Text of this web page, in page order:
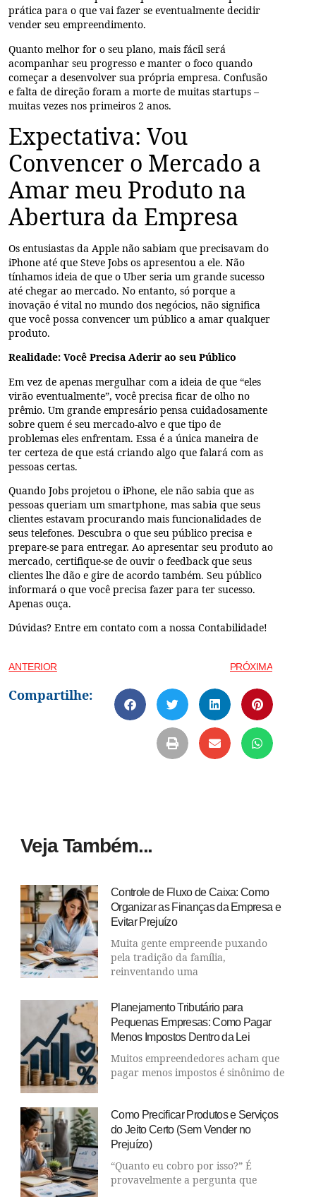
prática para o que vai fazer se eventualmente decidir
vender seu empreendimento.
Quanto melhor for o seu plano, mais fácil será
acompanhar seu progresso e manter o foco quando
começar a desenvolver sua própria empresa. Confusão
e falta de direção foram a morte de muitas startups –
muitas vezes nos primeiros 2 anos.
Expectativa: Vou
Convencer o Mercado a
Amar meu Produto na
Abertura da Empresa
Os entusiastas da Apple não sabiam que precisavam do
iPhone até que Steve Jobs os apresentou a ele. Não
tínhamos ideia de que o Uber seria um grande sucesso
até chegar ao mercado. No entanto, só porque a
inovação é vital no mundo dos negócios, não significa
que você possa convencer um público a amar qualquer
produto.
Realidade: Você Precisa Aderir ao seu Público
Em vez de apenas mergulhar com a ideia de que “eles
virão eventualmente”, você precisa ficar de olho no
prêmio. Um grande empresário pensa cuidadosamente
sobre quem é seu mercado-alvo e que tipo de
problemas eles enfrentam. Essa é a única maneira de
ter certeza de que está criando algo que falará com as
pessoas certas.
Quando Jobs projetou o iPhone, ele não sabia que as
pessoas queriam um smartphone, mas sabia que seus
clientes estavam procurando mais funcionalidades de
seus telefones. Descubra o que seu público precisa e
prepare-se para entregar. Ao apresentar seu produto ao
mercado, certifique-se de ouvir o feedback que seus
clientes lhe dão e gire de acordo também. Seu público
informará o que você precisa fazer para ter sucesso.
Apenas ouça.
Dúvidas? Entre em contato com a nossa Contabilidade!
ANTERIOR PRÓXIMA
Compartilhe:
Veja Também...
Controle de Fluxo de Caixa: Como
Organizar as Finanças da Empresa e
Evitar Prejuízo
Muita gente empreende puxando
pela tradição da família,
reinventando uma
Planejamento Tributário para
Pequenas Empresas: Como Pagar
Menos Impostos Dentro da Lei
Muitos empreendedores acham que
pagar menos impostos é sinônimo de
Como Precificar Produtos e Serviços
do Jeito Certo (Sem Vender no
Prejuízo)
“Quanto eu cobro por isso?” É
provavelmente a pergunta que